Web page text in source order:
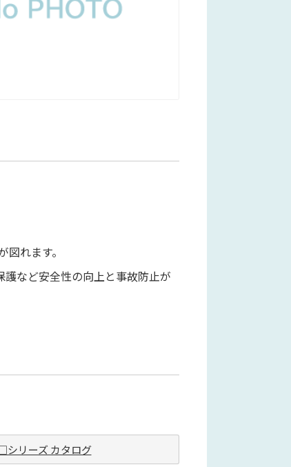
れます。
など安全性の向上と事故防止が
リーズ カタログ